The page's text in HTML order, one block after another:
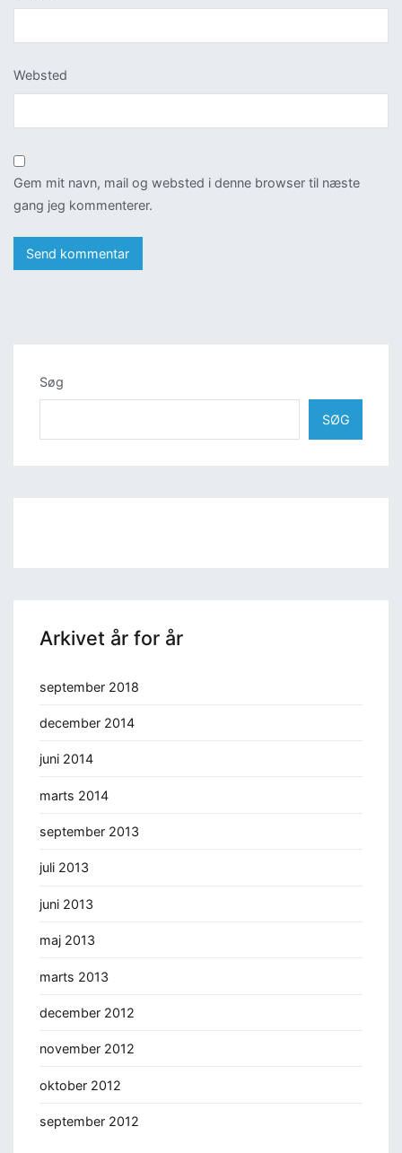
Websted
Gem mit navn, mail og websted i denne browser til næste
gang jeg kommenterer.
Søg
SØG
Arkivet år for år
september 2018
december 2014
juni 2014
marts 2014
september 2013
juli 2013
juni 2013
maj 2013
marts 2013
december 2012
november 2012
oktober 2012
september 2012